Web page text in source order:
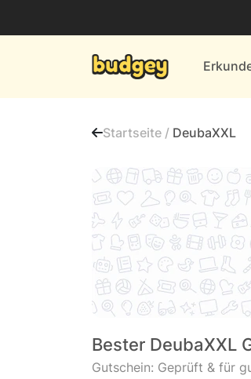
Finanzen &
Weiteres
Alle Händler
Startseite / DeubaXXL
Bester DeubaXXL
Gutschein: Geprüft & für